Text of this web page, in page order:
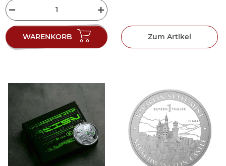
WARENKORB Zum Artikel